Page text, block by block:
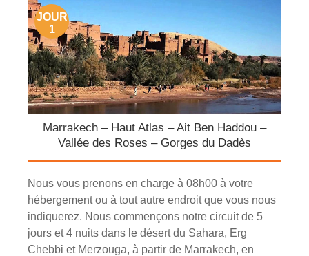
JOUR
1
Marrakech – Haut Atlas – Ait Ben Haddou –
Vallée des Roses – Gorges du Dadès
Nous vous prenons en charge à 08h00 à votre
hébergement ou à tout autre endroit que vous nous
indiquerez. Nous commençons notre circuit de 5
jours et 4 nuits dans le désert du Sahara, Erg
Chebbi et Merzouga, à partir de Marrakech, en